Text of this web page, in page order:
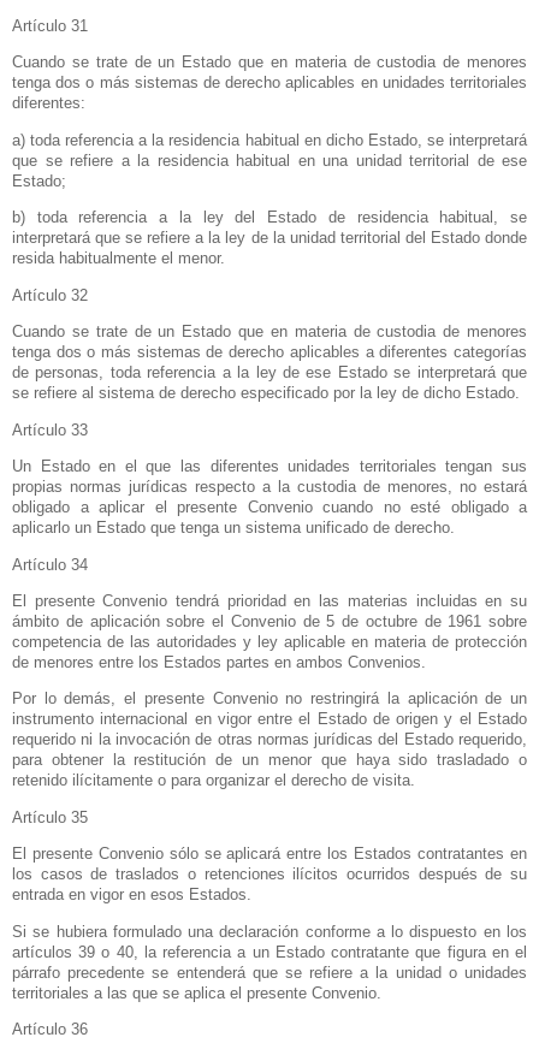
Artículo 31
Cuando se trate de un Estado que en materia de custodia de menores
tenga dos o más sistemas de derecho aplicables en unidades territoriales
diferentes:
a) toda referencia a la residencia habitual en dicho Estado, se interpretará
que se refiere a la residencia habitual en una unidad territorial de ese
Estado;
b) toda referencia a la ley del Estado de residencia habitual, se
interpretará que se refiere a la ley de la unidad territorial del Estado donde
resida habitualmente el menor.
Artículo 32
Cuando se trate de un Estado que en materia de custodia de menores
tenga dos o más sistemas de derecho aplicables a diferentes categorías
de personas, toda referencia a la ley de ese Estado se interpretará que
se refiere al sistema de derecho especificado por la ley de dicho Estado.
Artículo 33
Un Estado en el que las diferentes unidades territoriales tengan sus
propias normas jurídicas respecto a la custodia de menores, no estará
obligado a aplicar el presente Convenio cuando no esté obligado a
aplicarlo un Estado que tenga un sistema unificado de derecho.
Artículo 34
El presente Convenio tendrá prioridad en las materias incluidas en su
ámbito de aplicación sobre el Convenio de 5 de octubre de 1961 sobre
competencia de las autoridades y ley aplicable en materia de protección
de menores entre los Estados partes en ambos Convenios.
Por lo demás, el presente Convenio no restringirá la aplicación de un
instrumento internacional en vigor entre el Estado de origen y el Estado
requerido ni la invocación de otras normas jurídicas del Estado requerido,
para obtener la restitución de un menor que haya sido trasladado o
retenido ilícitamente o para organizar el derecho de visita.
Artículo 35
El presente Convenio sólo se aplicará entre los Estados contratantes en
los casos de traslados o retenciones ilícitos ocurridos después de su
entrada en vigor en esos Estados.
Si se hubiera formulado una declaración conforme a lo dispuesto en los
artículos 39 o 40, la referencia a un Estado contratante que figura en el
párrafo precedente se entenderá que se refiere a la unidad o unidades
territoriales a las que se aplica el presente Convenio.
Artículo 36